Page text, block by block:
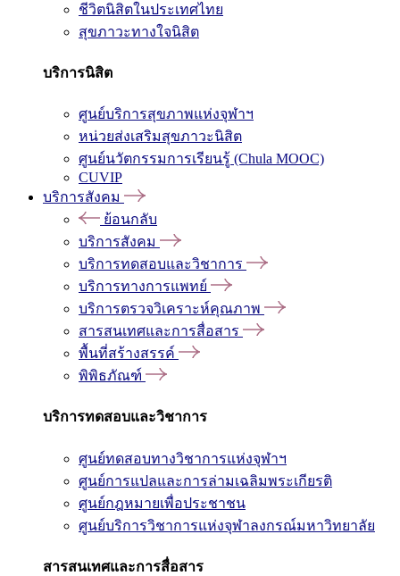
ชีวิตนิสิตในประเทศไทย
สุขภาวะทางใจนิสิต
บริการนิสิต
ศูนย์บริการสุขภาพแห่งจุฬาฯ
หน่วยส่งเสริมสุขภาวะนิสิต
ศูนย์นวัตกรรมการเรียนรู้ (Chula MOOC)
CUVIP
บริการสังคม
ย้อนกลับ
บริการสังคม
บริการทดสอบและวิชาการ
บริการทางการแพทย์
บริการตรวจวิเคราะห์คุณภาพ
สารสนเทศและการสื่อสาร
พื้นที่สร้างสรรค์
พิพิธภัณฑ์
บริการทดสอบและวิชาการ
ศูนย์ทดสอบทางวิชาการแห่งจุฬาฯ
ศูนย์การแปลและการล่ามเฉลิมพระเกียรติ
ศูนย์กฎหมายเพื่อประชาชน
ศูนย์บริการวิชาการแห่งจุฬาลงกรณ์มหาวิทยาลัย
สารสนเทศและการสื่อสาร